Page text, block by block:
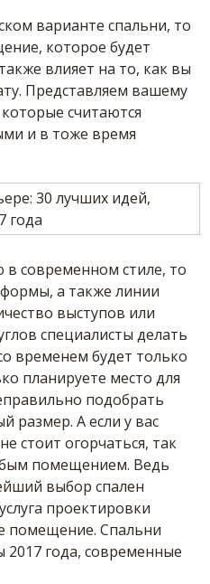
варианте спальни, то
которое будет
влияет на то, как вы
Представляем вашему
считаются
и в тоже время
в современном стиле, то
а также линии
выступов или
специалисты делать
временем будет только
планируете место для
подобрать
размер. А если у вас
стоит огорчаться, так
помещением. Ведь
выбор спален
проектировки
помещение. Спальни
2017 года, современные